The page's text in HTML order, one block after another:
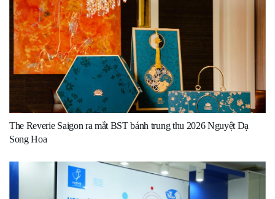
The Reverie Saigon ra mắt BST bánh trung thu 2026 Nguyệt Dạ
Song Hoa